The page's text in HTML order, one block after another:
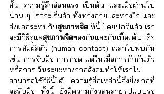
สั้น ความรู้สึกอ่อนแรง เป็นต้น และเมื่อผ่านไป
นาน ๆ เราจะเริ่มล้า ทั้งทางกายและทางใจ และ
ส่งผลกระทบกับสุขภาพจิต ทีนี้ โดยปกติแล้ว เรา
จะมีวิธีดูแลสุขภาพจิตของกันและกันเบื้องต้น คือ
การสัมผัสตัว (human contact) เวลาไปพบกัน
เช่น การจับมือ การกอด แต่ในเมื่อการกักกันตัว
หรือการเว้นระยะห่างจากสังคมทำให้เราไม่
สามารถใช้วิธีนี้ได้ ความรู้สึกเหล่านี้จึงยิ่งยากที่
จะรับมือ ทั้งนี้ ยังมีความกังวลหลายรูปแบบรอ